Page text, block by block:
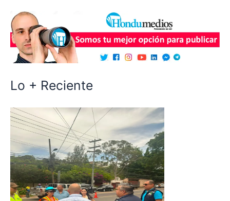
Lo + Reciente